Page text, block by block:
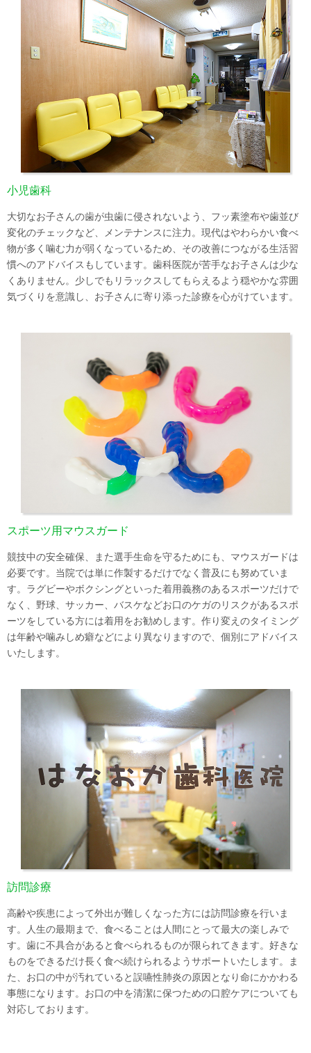
小児歯科
大切なお子さんの歯が虫歯に侵されないよう、フッ素塗布や歯並び
変化のチェックなど、メンテナンスに注力。現代はやわらかい食べ
物が多く噛む力が弱くなっているため、その改善につながる生活習
慣へのアドバイスもしています。歯科医院が苦手なお子さんは少な
くありません。少しでもリラックスしてもらえるよう穏やかな雰囲
気づくりを意識し、お子さんに寄り添った診療を心がけています。
スポーツ用マウスガード
競技中の安全確保、また選手生命を守るためにも、マウスガードは
必要です。当院では単に作製するだけでなく普及にも努めていま
す。ラグビーやボクシングといった着用義務のあるスポーツだけで
なく、野球、サッカー、バスケなどお口のケガのリスクがあるスポ
ーツをしている方には着用をお勧めします。作り変えのタイミング
は年齢や噛みしめ癖などにより異なりますので、個別にアドバイス
いたします。
訪問診療
高齢や疾患によって外出が難しくなった方には訪問診療を行いま
す。人生の最期まで、食べることは人間にとって最大の楽しみで
す。歯に不具合があると食べられるものが限られてきます。好きな
ものをできるだけ長く食べ続けられるようサポートいたします。ま
た、お口の中が汚れていると誤嚥性肺炎の原因となり命にかかわる
事態になります。お口の中を清潔に保つための口腔ケアについても
対応しております。